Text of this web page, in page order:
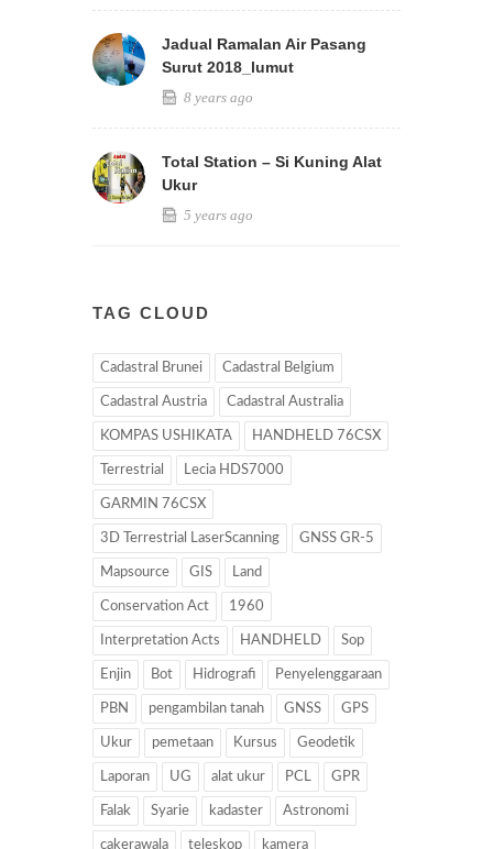
Jadual Ramalan Air Pasang
Surut 2018_lumut
8 years ago
Total Station – Si Kuning Alat
Ukur
5 years ago
TAG CLOUD
Cadastral Brunei Cadastral Belgium
Cadastral Austria Cadastral Australia
KOMPAS USHIKATA HANDHELD 76CSX
Terrestrial Lecia HDS7000
GARMIN 76CSX
3D Terrestrial LaserScanning GNSS GR-5
Mapsource GIS Land
Conservation Act 1960
Interpretation Acts HANDHELD Sop
Enjin Bot Hidrografi Penyelenggaraan
PBN pengambilan tanah GNSS GPS
Ukur pemetaan Kursus Geodetik
Laporan UG alat ukur PCL GPR
Falak Syarie kadaster Astronomi
cakerawala teleskop kamera